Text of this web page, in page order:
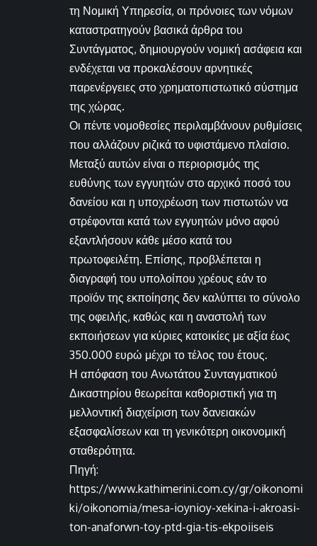
τη Νομική Υπηρεσία, οι πρόνοιες των νόμων
καταστρατηγούν βασικά άρθρα του
Συντάγματος, δημιουργούν νομική ασάφεια και
ενδέχεται να προκαλέσουν αρνητικές
παρενέργειες στο χρηματοπιστωτικό σύστημα
της χώρας.
Οι πέντε νομοθεσίες περιλαμβάνουν ρυθμίσεις
που αλλάζουν ριζικά το υφιστάμενο πλαίσιο.
Μεταξύ αυτών είναι ο περιορισμός της
ευθύνης των εγγυητών στο αρχικό ποσό του
δανείου και η υποχρέωση των πιστωτών να
στρέφονται κατά των εγγυητών μόνο αφού
εξαντλήσουν κάθε μέσο κατά του
πρωτοφειλέτη. Επίσης, προβλέπεται η
διαγραφή του υπολοίπου χρέους εάν το
προϊόν της εκποίησης δεν καλύπτει το σύνολο
της οφειλής, καθώς και η αναστολή των
εκποιήσεων για κύριες κατοικίες με αξία έως
350.000 ευρώ μέχρι το τέλος του έτους.
Η απόφαση του Ανωτάτου Συνταγματικού
Δικαστηρίου θεωρείται καθοριστική για τη
μελλοντική διαχείριση των δανειακών
εξασφαλίσεων και τη γενικότερη οικονομική
σταθερότητα.
Πηγή:
https://www.kathimerini.com.cy/gr/oikonomi
ki/oikonomia/mesa-ioynioy-xekina-i-akroasi-
ton-anaforwn-toy-ptd-gia-tis-ekpoiiseis